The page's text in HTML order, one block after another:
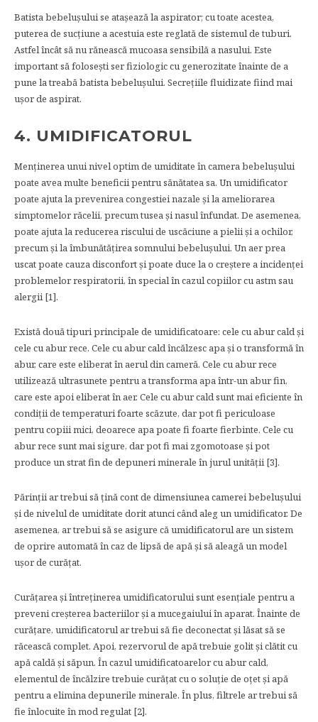
Batista bebelușului se atașează la aspirator; cu toate acestea,
puterea de sucțiune a acestuia este reglată de sistemul de tuburi.
Astfel încât să nu rănească mucoasa sensibilă a nasului. Este
important să folosești ser fiziologic cu generozitate înainte de a
pune la treabă batista bebelușului. Secrețiile fluidizate fiind mai
ușor de aspirat.
4. UMIDIFICATORUL
Menținerea unui nivel optim de umiditate în camera bebelușului
poate avea multe beneficii pentru sănătatea sa. Un umidificator
poate ajuta la prevenirea congestiei nazale și la ameliorarea
simptomelor răcelii, precum tusea și nasul înfundat. De asemenea,
poate ajuta la reducerea riscului de uscăciune a pielii și a ochilor,
precum și la îmbunătățirea somnului bebelușului. Un aer prea
uscat poate cauza disconfort și poate duce la o creștere a incidenței
problemelor respiratorii, în special în cazul copiilor cu astm sau
alergii [1].
Există două tipuri principale de umidificatoare: cele cu abur cald și
cele cu abur rece. Cele cu abur cald încălzesc apa și o transformă în
abur, care este eliberat în aerul din cameră. Cele cu abur rece
utilizează ultrasunete pentru a transforma apa într-un abur fin,
care este apoi eliberat în aer. Cele cu abur cald sunt mai eficiente în
condiții de temperaturi foarte scăzute, dar pot fi periculoase
pentru copiii mici, deoarece apa poate fi foarte fierbinte. Cele cu
abur rece sunt mai sigure, dar pot fi mai zgomotoase și pot
produce un strat fin de depuneri minerale în jurul unității [3].
Părinții ar trebui să țină cont de dimensiunea camerei bebelușului
și de nivelul de umiditate dorit atunci când aleg un umidificator. De
asemenea, ar trebui să se asigure că umidificatorul are un sistem
de oprire automată în caz de lipsă de apă și să aleagă un model
ușor de curățat.
Curățarea și întreținerea umidificatorului sunt esențiale pentru a
preveni creșterea bacteriilor și a mucegaiului în aparat. Înainte de
curățare, umidificatorul ar trebui să fie deconectat și lăsat să se
răcească complet. Apoi, rezervorul de apă trebuie golit și clătit cu
apă caldă și săpun. În cazul umidificatoarelor cu abur cald,
elementul de încălzire trebuie curățat cu o soluție de oțet și apă
pentru a elimina depunerile minerale. În plus, filtrele ar trebui să
fie înlocuite în mod regulat [2].